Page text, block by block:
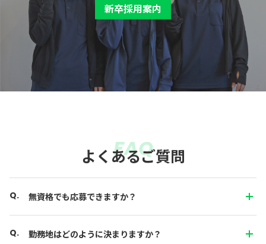
新卒採用案内
よくあるご質問
FAQ
無資格でも応募できますか？
勤務地はどのように決まりますか？